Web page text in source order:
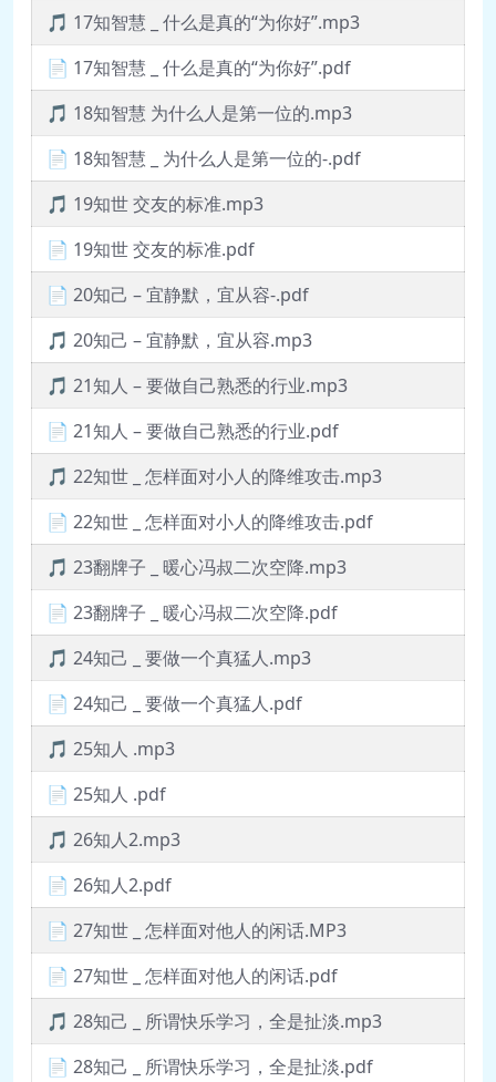
🎵 17知智慧 _ 什么是真的“为你好”.mp3
📄 17知智慧 _ 什么是真的“为你好”.pdf
🎵 18知智慧 为什么人是第一位的.mp3
📄 18知智慧 _ 为什么人是第一位的-.pdf
🎵 19知世 交友的标准.mp3
📄 19知世 交友的标准.pdf
📄 20知己 – 宜静默，宜从容-.pdf
🎵 20知己 – 宜静默，宜从容.mp3
🎵 21知人 – 要做自己熟悉的行业.mp3
📄 21知人 – 要做自己熟悉的行业.pdf
🎵 22知世 _ 怎样面对小人的降维攻击.mp3
📄 22知世 _ 怎样面对小人的降维攻击.pdf
🎵 23翻牌子 _ 暖心冯叔二次空降.mp3
📄 23翻牌子 _ 暖心冯叔二次空降.pdf
🎵 24知己 _ 要做一个真猛人.mp3
📄 24知己 _ 要做一个真猛人.pdf
🎵 25知人 .mp3
📄 25知人 .pdf
🎵 26知人2.mp3
📄 26知人2.pdf
📄 27知世 _ 怎样面对他人的闲话.MP3
📄 27知世 _ 怎样面对他人的闲话.pdf
🎵 28知己 _ 所谓快乐学习，全是扯淡.mp3
📄 28知己 _ 所谓快乐学习，全是扯淡.pdf